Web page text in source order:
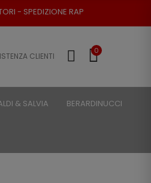
- RESO POSSIBILE
CLIENTI
0
& SALVIA BERARDINUCCI